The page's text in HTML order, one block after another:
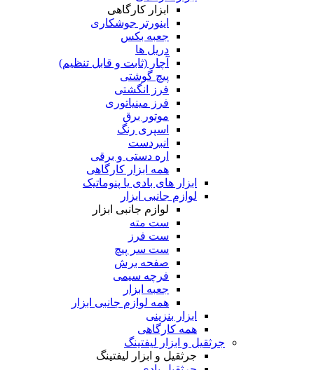
ابزار کارگاهی
اینورتر جوشکاری
جعبه بکس
دریل ها
آچار (ثابت و قابل تنظیم)
پیچ گوشتی
فرز انگشتی
فرز مینیاتوری
موتور برق
اسپری رنگ
انبردست
اره دستی و برقی
همه ابزار کارگاهی
ابزار های بادی یا پنوماتیک
لوازم جانبی ابزار
لوازم جانبی ابزار
ست مته
ست فرز
ست سر پیچ
صفحه برش
فرچه سیمی
جعبه ابزار
همه لوازم جانبی ابزار
ابزار بنزینی
همه کارگاهی
جرثقیل و ابزار لیفتینگ
جرثقیل و ابزار لیفتینگ